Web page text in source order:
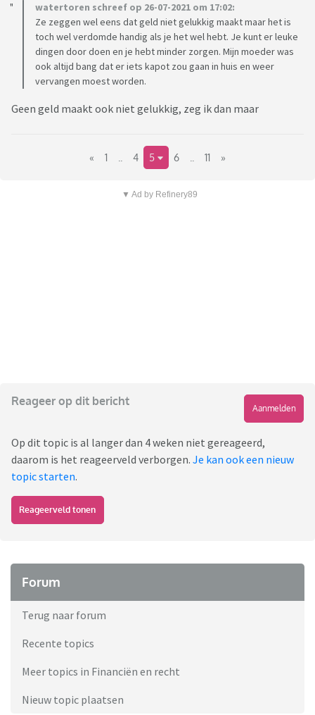
watertoren schreef op 26-07-2021 om 17:02:
Ze zeggen wel eens dat geld niet gelukkig maakt maar het is
toch wel verdomde handig als je het wel hebt. Je kunt er leuke
dingen door doen en je hebt minder zorgen. Mijn moeder was
ook altijd bang dat er iets kapot zou gaan in huis en weer
vervangen moest worden.
Geen geld maakt ook niet gelukkig, zeg ik dan maar
« 1 4 5 6 11 »
▼ Ad by Refinery89
Reageer op dit bericht
Aanmelden
Op dit topic is al langer dan 4 weken niet gereageerd,
daarom is het reageerveld verborgen. Je kan ook een nieuw
topic starten.
Reageerveld tonen
Forum
Terug naar forum
Recente topics
Meer topics in Financiën en recht
Nieuw topic plaatsen